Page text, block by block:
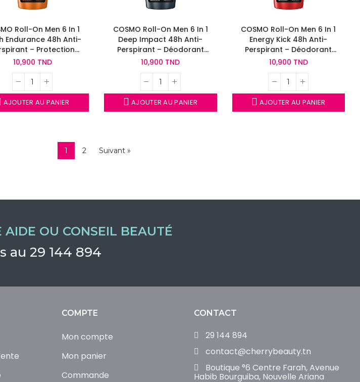
Roll-On Men 6 In 1
Endurance 48h Anti-
– Protection
Longue Durée
10,900 TND
AJOUTER AU PANIER
COSMO Roll-On Men 6 In 1
Deep Impact 48h Anti-
Perspirant – Déodorant
Homme Longue Durée
10,900 TND
AJOUTER AU PANIER
COSMO Roll-On Men 6 In 1
Energy Kick 48h Anti-
Perspirant – Déodorant
Homme Dynamique
10,900 TND
AJOUTER AU PANIER
1 2 Suivant »
AIDE OU CONSEIL BEAUTÉ
au 29 144 894
COMPTE
Mon compte
Mon panier
Commande
CONTACT
29 144 894
contact@cherrybeauty.tn
Boutique °6 Centre Farah, Avenue
Habib Bourguiba, Nouvelle Ariana